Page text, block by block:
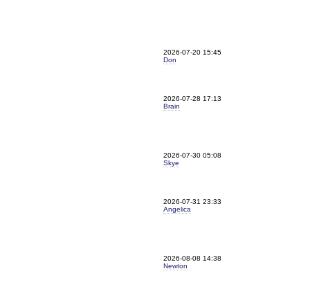
2026-07-20 15:45
Don
2026-07-28 17:13
Brain
2026-07-30 05:08
Skye
2026-07-31 23:33
Angelica
2026-08-08 14:38
Newton